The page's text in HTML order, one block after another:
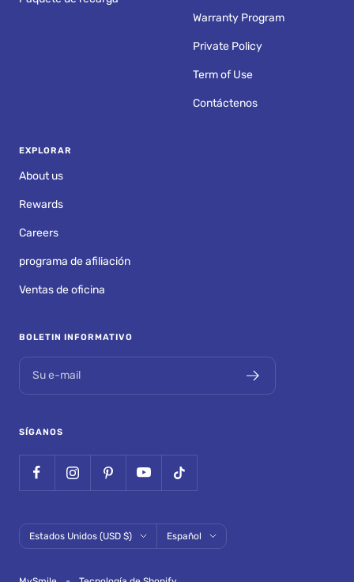
Warranty Program
Private Policy
Term of Use
Contáctenos
EXPLORAR
About us
Rewards
Careers
programa de afiliación
Ventas de oficina
BOLETIN INFORMATIVO
Su e-mail
SÍGANOS
País/región
Estados Unidos (USD $) Idioma
Español